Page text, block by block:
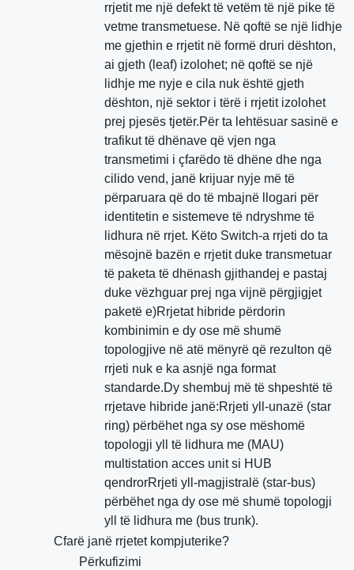
rrjetit me një defekt të vetëm të një pike të
vetme transmetuese. Në qoftë se një lidhje
me gjethin e rrjetit në formë druri dështon,
ai gjeth (leaf) izolohet; në qoftë se një
lidhje me nyje e cila nuk është gjeth
dështon, një sektor i tërë i rrjetit izolohet
prej pjesës tjetër.Për ta lehtësuar sasinë e
trafikut të dhënave që vjen nga
transmetimi i çfarëdo të dhëne dhe nga
cilido vend, janë krijuar nyje më të
përparuara që do të mbajnë llogari për
identitetin e sistemeve të ndryshme të
lidhura në rrjet. Këto Switch-a rrjeti do ta
mësojnë bazën e rrjetit duke transmetuar
të paketa të dhënash gjithandej e pastaj
duke vëzhguar prej nga vijnë përgjigjet
paketë e)Rrjetat hibride përdorin
kombinimin e dy ose më shumë
topologjive në atë mënyrë që rezulton që
rrjeti nuk e ka asnjë nga format
standarde.Dy shembuj më të shpeshtë të
rrjetave hibride janë:Rrjeti yll-unazë (star
ring) përbëhet nga sy ose mëshomë
topologji yll të lidhura me (MAU)
multistation acces unit si HUB
qendrorRrjeti yll-magjistralë (star-bus)
përbëhet nga dy ose më shumë topologji
yll të lidhura me (bus trunk).
Cfarë janë rrjetet kompjuterike?
Përkufizimi